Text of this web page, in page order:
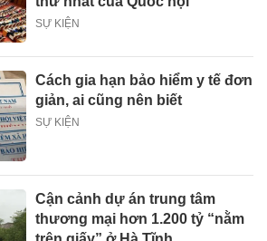
SỰ KIỆN
Cách gia hạn bảo hiểm y tế đơn
giản, ai cũng nên biết
SỰ KIỆN
Cận cảnh dự án trung tâm
thương mại hơn 1.200 tỷ “nằm